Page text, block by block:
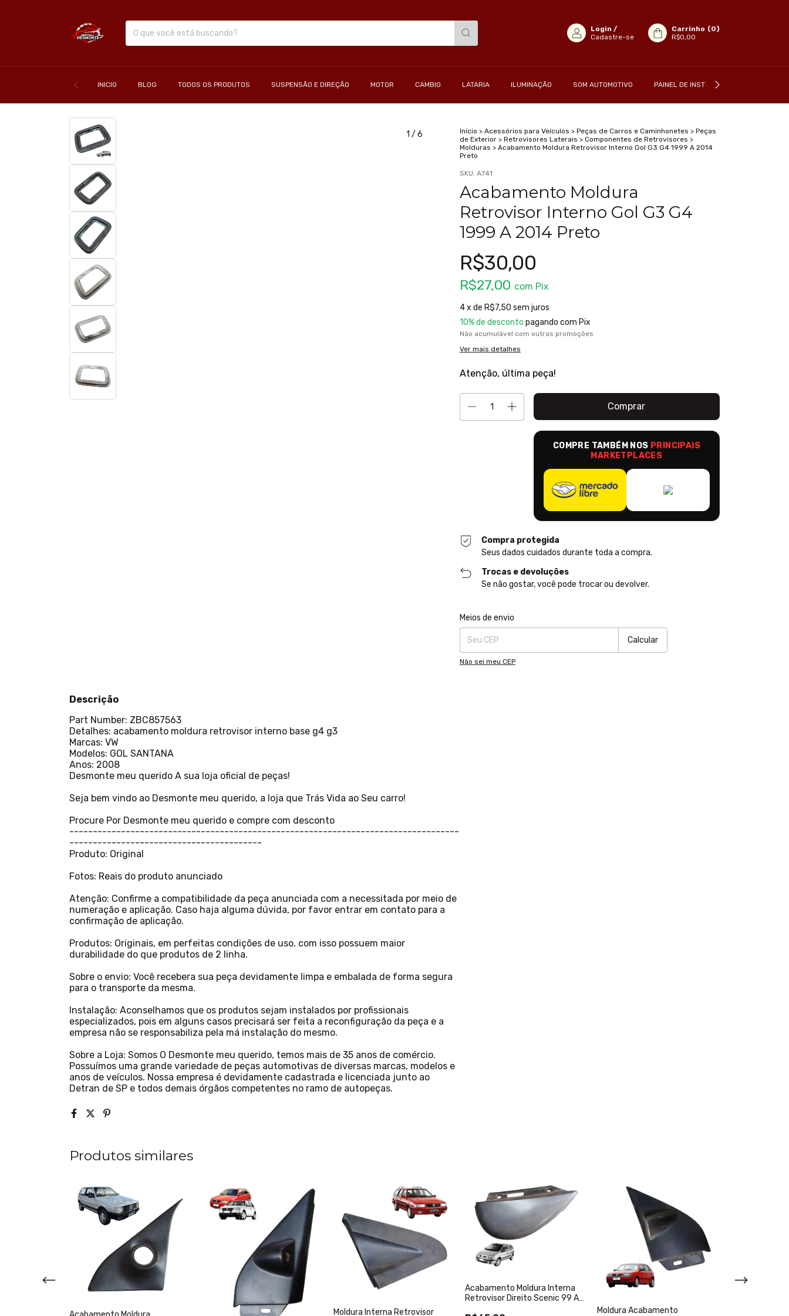
Login /
Cadastre-se
Carrinho (0)
R$0,00
INICIO BLOG TODOS OS PRODUTOS SUSPENSÃO E DIREÇÃO MOTOR CAMBIO LATARIA ILUMINAÇÃO SOM AUTOMOTIVO PAINEL DE INSTRUMENTO
1 /6 Início > Acessórios para Veículos > Peças de Carros e Caminhonetes > Peças
de Exterior > Retrovisores Laterais > Componentes de Retrovisores >
Molduras > Acabamento Moldura Retrovisor Interno Gol G3 G4 1999 A 2014
Preto
SKU: A741
Acabamento Moldura
Retrovisor Interno Gol G3 G4
1999 A 2014 Preto
R$30,00
R$27,00 com Pix
4x de R$7,50 sem juros
10% de desconto pagando com Pix
Não acumulável com outras promoções
Ver mais detalhes
Atenção, última peça!
COMPRE TAMBÉM NOS PRINCIPAIS
MARKETPLACES
Compra protegida
Seus dados cuidados durante toda a compra.
Trocas e devoluções
Se não gostar, você pode trocar ou devolver.
Entregas para o CEP:
Meios de envio
Calcular
Não sei meu CEP
Descrição
Part Number: ZBC857563
Detalhes: acabamento moldura retrovisor interno base g4 g3
Marcas: VW
Modelos: GOL SANTANA
Anos: 2008
Desmonte meu querido A sua loja oficial de peças!
Seja bem vindo ao Desmonte meu querido, a loja que Trás Vida ao Seu carro!
Procure Por Desmonte meu querido e compre com desconto
-----------------------------------------------------------------------------------
-----------------------------------------
Produto: Original
Fotos: Reais do produto anunciado
Atenção: Confirme a compatibilidade da peça anunciada com a necessitada por meio de
numeração e aplicação. Caso haja alguma dúvida, por favor entrar em contato para a
confirmação de aplicação.
Produtos: Originais, em perfeitas condições de uso, com isso possuem maior
durabilidade do que produtos de 2 linha.
Sobre o envio: Você recebera sua peça devidamente limpa e embalada de forma segura
para o transporte da mesma.
Instalação: Aconselhamos que os produtos sejam instalados por profissionais
especializados, pois em alguns casos precisará ser feita a reconfiguração da peça e a
empresa não se responsabiliza pela má instalação do mesmo.
Sobre a Loja: Somos O Desmonte meu querido, temos mais de 35 anos de comércio.
Possuímos uma grande variedade de peças automotivas de diversas marcas, modelos e
anos de veículos. Nossa empresa é devidamente cadastrada e licenciada junto ao
Detran de SP e todos demais órgãos competentes no ramo de autopeças.
Produtos similares
Moldura Interna Retrovisor
Acabamento Moldura Interna
Retrovisor Direito Scenic 99 A
Moldura Acabamento